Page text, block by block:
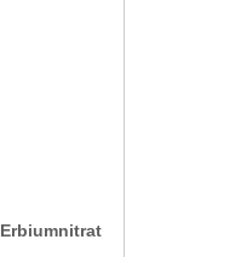
Erbiumnitrat